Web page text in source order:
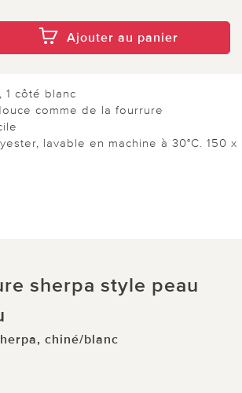
Ajouter au panier
1 côté blanc
comme de la fourrure
lavable en machine à 30°C. 150 x
sherpa style peau
chiné/blanc